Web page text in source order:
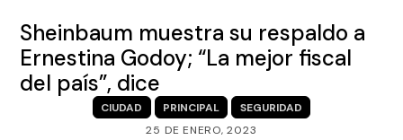
Sheinbaum muestra su respaldo a
Ernestina Godoy; “La mejor fiscal
del país”, dice
CIUDAD PRINCIPAL
SEGURIDAD
25 DE ENERO, 2023